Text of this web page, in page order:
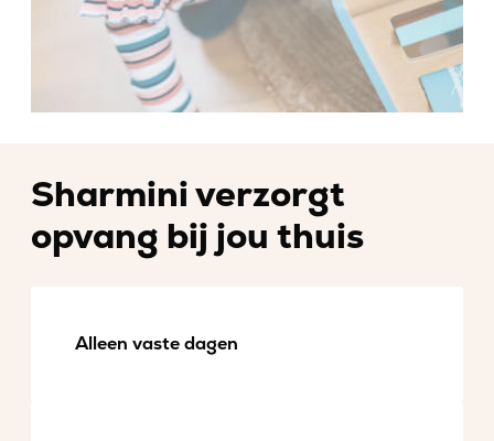
Sharmini verzorgt
opvang bij jou thuis
Alleen vaste dagen